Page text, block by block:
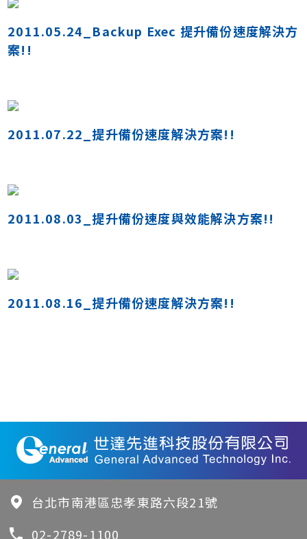
2011.05.24_Backup Exec 提升備份速度解決方
案!!
2011.07.22_提升備份速度解決方案!!
2011.08.03_提升備份速度與效能解決方案!!
2011.08.16_提升備份速度解決方案!!
台北市南港區忠孝東路六段21號
02-2789-1100